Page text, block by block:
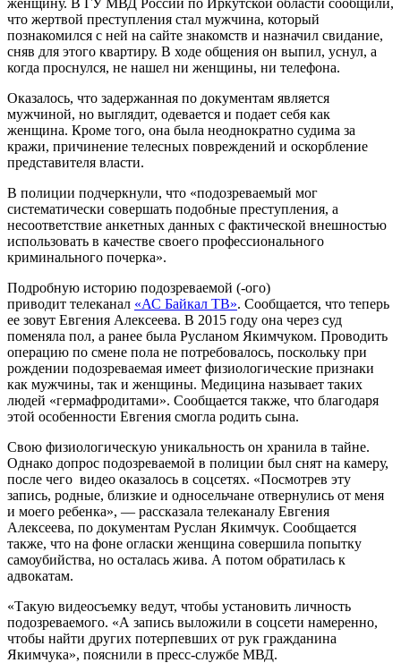
что жертвой преступления стал мужчина, который
познакомился с ней на сайте знакомств и назначил свидание,
сняв для этого квартиру. В ходе общения он выпил, уснул, а
когда проснулся, не нашел ни женщины, ни телефона.
Оказалось, что задержанная по документам является
мужчиной, но выглядит, одевается и подает себя как
женщина. Кроме того, она была неоднократно судима за
кражи, причинение телесных повреждений и оскорбление
представителя власти.
В полиции подчеркнули, что «подозреваемый мог
систематически совершать подобные преступления, а
несоответствие анкетных данных с фактической внешностью
использовать в качестве своего профессионального
криминального почерка».
Подробную историю подозреваемой (-ого)
приводит телеканал «АС Байкал ТВ». Сообщается, что теперь
ее зовут Евгения Алексеева. В 2015 году она через суд
поменяла пол, а ранее была Русланом Якимчуком. Проводить
операцию по смене пола не потребовалось, поскольку при
рождении подозреваемая имеет физиологические признаки
как мужчины, так и женщины. Медицина называет таких
людей «гермафродитами». Сообщается также, что благодаря
этой особенности Евгения смогла родить сына.
Свою физиологическую уникальность он хранила в тайне.
Однако допрос подозреваемой в полиции был снят на камеру,
после чего видео оказалось в соцсетях. «Посмотрев эту
запись, родные, близкие и односельчане отвернулись от меня
и моего ребенка», — рассказала телеканалу Евгения
Алексеева, по документам Руслан Якимчук. Сообщается
также, что на фоне огласки женщина совершила попытку
самоубийства, но осталась жива. А потом обратилась к
адвокатам.
«Такую видеосъемку ведут, чтобы установить личность
подозреваемого. «А запись выложили в соцсети намеренно,
чтобы найти других потерпевших от рук гражданина
Якимчука», пояснили в пресс-службе МВД.